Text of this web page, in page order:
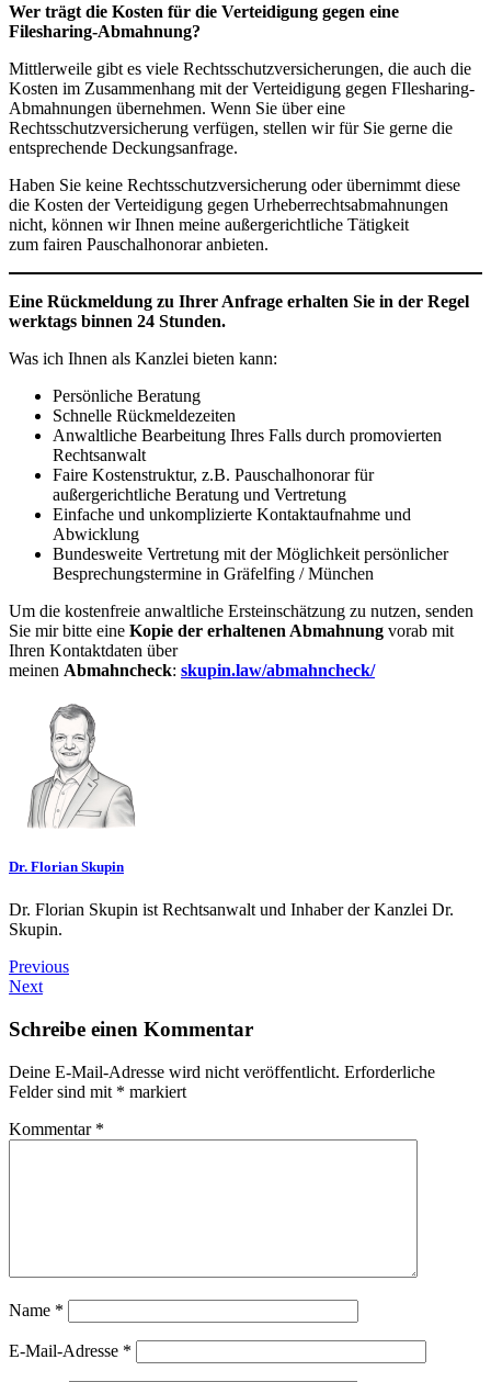
Wer trägt die Kosten für die Verteidigung gegen eine
Filesharing-Abmahnung?
Mittlerweile gibt es viele Rechtsschutzversicherungen, die auch die
Kosten im Zusammenhang mit der Verteidigung gegen FIlesharing-
Abmahnungen übernehmen. Wenn Sie über eine
Rechtsschutzversicherung verfügen, stellen wir für Sie gerne die
entsprechende Deckungsanfrage.
Haben Sie keine Rechtsschutzversicherung oder übernimmt diese
die Kosten der Verteidigung gegen Urheberrechtsabmahnungen
nicht, können wir Ihnen meine außergerichtliche Tätigkeit
zum fairen Pauschalhonorar anbieten.
Eine Rückmeldung zu Ihrer Anfrage erhalten Sie in der Regel
werktags binnen 24 Stunden.
Was ich Ihnen als Kanzlei bieten kann:
Persönliche Beratung
Schnelle Rückmeldezeiten
Anwaltliche Bearbeitung Ihres Falls durch promovierten
Rechtsanwalt
Faire Kostenstruktur, z.B. Pauschalhonorar für
außergerichtliche Beratung und Vertretung
Einfache und unkomplizierte Kontaktaufnahme und
Abwicklung
Bundesweite Vertretung mit der Möglichkeit persönlicher
Besprechungstermine in Gräfelfing / München
Um die kostenfreie anwaltliche Ersteinschätzung zu nutzen, senden
Sie mir bitte eine Kopie der erhaltenen Abmahnung vorab mit
Ihren Kontaktdaten über
meinen Abmahncheck: skupin.law/abmahncheck/
Dr. Florian Skupin
Dr. Florian Skupin ist Rechtsanwalt und Inhaber der Kanzlei Dr.
Skupin.
Previous
Next
Schreibe einen Kommentar
Deine E-Mail-Adresse wird nicht veröffentlicht. Erforderliche
Felder sind mit * markiert
Kommentar *
Name *
E-Mail-Adresse *